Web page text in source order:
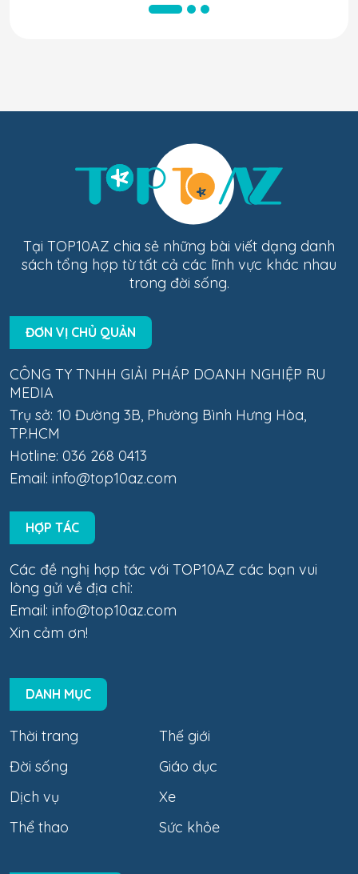
Tại TOP10AZ chia sẻ những bài viết dạng danh
sách tổng hợp từ tất cả các lĩnh vực khác nhau
trong đời sống.
ĐƠN VỊ CHỦ QUẢN
CÔNG TY TNHH GIẢI PHÁP DOANH NGHIỆP RU
MEDIA
Trụ sở: 10 Đường 3B, Phường Bình Hưng Hòa,
TP.HCM
Hotline: 036 268 0413
Email: info@top10az.com
HỢP TÁC
Các đề nghị hợp tác với TOP10AZ các bạn vui
lòng gửi về địa chỉ:
Email: info@top10az.com
Xin cảm ơn!
DANH MỤC
Thời trang
Thế giới
Đời sống
Giáo dục
Dịch vụ
Xe
Thể thao
Sức khỏe